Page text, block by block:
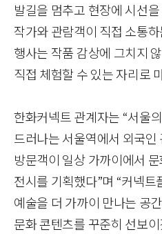
발길을 멈추고 현장에 시선
작가와 관람객이 직접 소통
행사는 작품 감상에 그치지
직접 체험할 수 있는 자리로
한화커넥트 관계자는“서울
드러나는 서울역에서 외국
방문객이 일상 가까이에서
전시를 기획했다”며 “커넥트
예술을 더 가까이 만나는 공
문화 콘텐츠를 꾸준히 선보